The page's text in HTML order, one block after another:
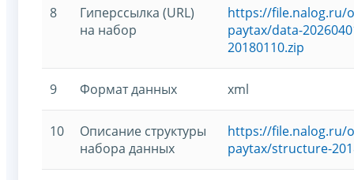
8
Гиперссылка (URL)
на набор
https://file.nalog.ru/
paytax/data-
20180110.zip
9 Формат данных xml
10
Описание структуры
набора данных
https://file.nalog.ru/
paytax/structure-